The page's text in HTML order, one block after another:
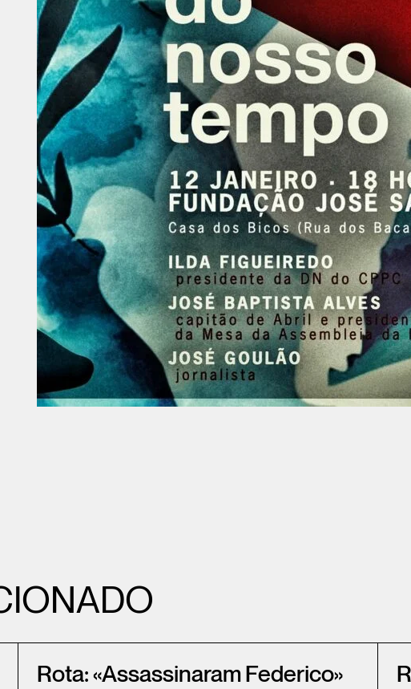
Rota: «Assassinaram Federico»